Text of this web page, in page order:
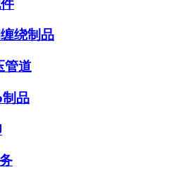
绕制品
管道
品